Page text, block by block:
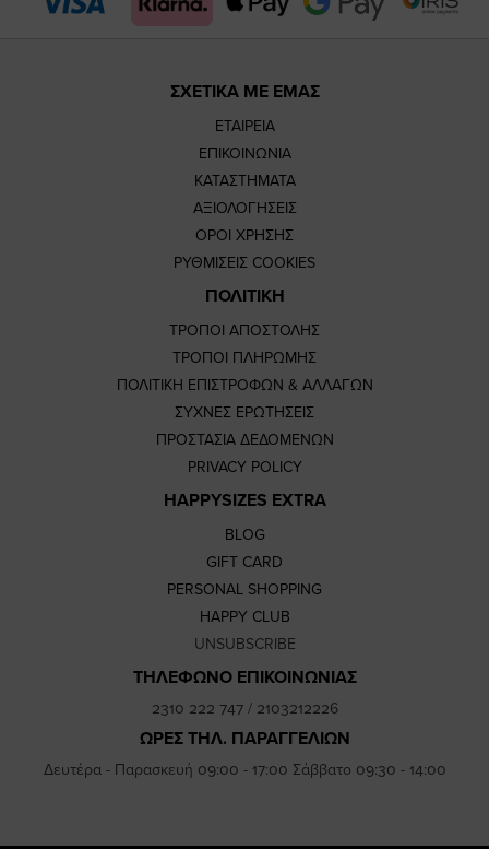
ΣΧΕΤΙΚΑ ΜΕ ΕΜΑΣ
ΕΤΑΙΡΕΙΑ
ΕΠΙΚΟΙΝΩΝΙΑ
ΚΑΤΑΣΤΗΜΑΤΑ
ΑΞΙΟΛΟΓΗΣΕΙΣ
ΟΡΟΙ ΧΡΗΣΗΣ
ΡΥΘΜΙΣΕΙΣ COOKIES
ΠΟΛΙΤΙΚΗ
ΤΡΟΠΟΙ ΑΠΟΣΤΟΛΗΣ
ΤΡΟΠΟΙ ΠΛΗΡΩΜΗΣ
ΠΟΛΙΤΙΚΗ ΕΠΙΣΤΡΟΦΩΝ & ΑΛΛΑΓΩΝ
ΣΥΧΝΕΣ ΕΡΩΤΗΣΕΙΣ
ΠΡΟΣΤΑΣΙΑ ΔΕΔΟΜΕΝΩΝ
PRIVACY POLICY
HAPPYSIZES EXTRA
BLOG
GIFT CARD
PERSONAL SHOPPING
HAPPY CLUB
UNSUBSCRIBE
ΤΗΛΕΦΩΝΟ ΕΠΙΚΟΙΝΩΝΙΑΣ
2310 222 747/ 2103212226
ΩΡΕΣ ΤΗΛ. ΠΑΡΑΓΓΕΛΙΩΝ
Δευτέρα - Παρασκευή 09:00 - 17:00 Σάββατο 09:30 - 14:00